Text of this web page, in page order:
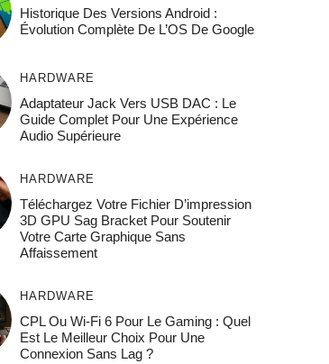
Historique Des Versions Android :
Évolution Complète De L’OS De Google
HARDWARE
Adaptateur Jack Vers USB DAC : Le
Guide Complet Pour Une Expérience
Audio Supérieure
HARDWARE
Téléchargez Votre Fichier D’impression
3D GPU Sag Bracket Pour Soutenir
Votre Carte Graphique Sans
Affaissement
HARDWARE
CPL Ou Wi-Fi 6 Pour Le Gaming : Quel
Est Le Meilleur Choix Pour Une
Connexion Sans Lag ?